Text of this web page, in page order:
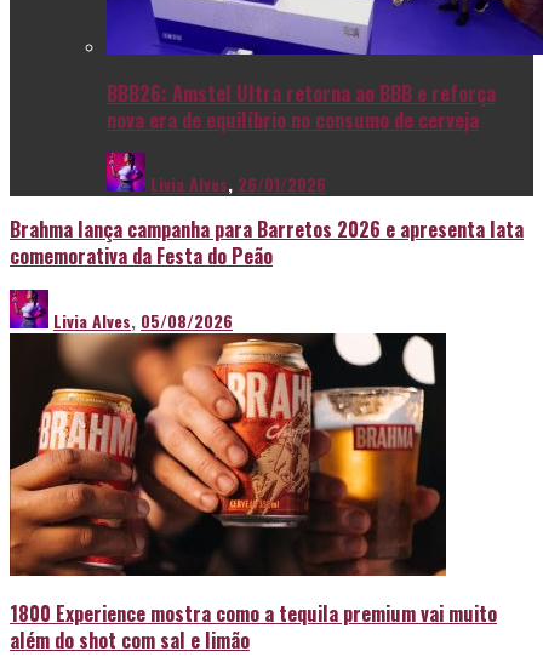
BBB26: Amstel Ultra retorna ao BBB e reforça
nova era de equilíbrio no consumo de cerveja
Livia Alves, 26/01/2026
Brahma lança campanha para Barretos 2026 e apresenta lata
comemorativa da Festa do Peão
Livia Alves, 05/08/2026
1800 Experience mostra como a tequila premium vai muito
além do shot com sal e limão